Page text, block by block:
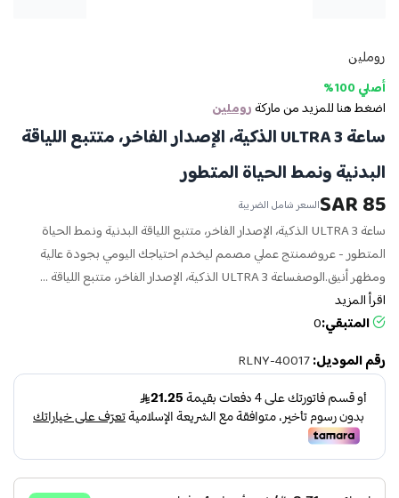
روملين
أصلي 100%
اضغط هنا للمزيد من ماركةروملين
ساعة ULTRA 3 الذكية، الإصدار الفاخر، متتبع اللياقة
البدنية ونمط الحياة المتطور
85 SAR السعر شامل الضريبة
ساعة ULTRA 3 الذكية، الإصدار الفاخر، متتبع اللياقة البدنية ونمط الحياة
المتطور - عروضمنتج عملي مصمم ليخدم احتياجك اليومي بجودة عالية
ومظهر أنيق.الوصفساعة ULTRA 3 الذكية، الإصدار الفاخر، متتبع اللياقة ...
اقرأ المزيد
المتبقي:0
رقم الموديل:RLNY-40017